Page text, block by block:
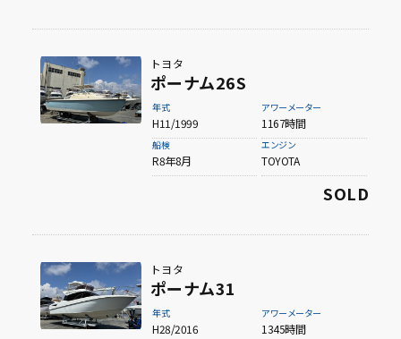
トヨタ
ポーナム26S
年式
H11/1999
アワーメーター
1167時間
船検
R8年8月
エンジン
TOYOTA
SOLD
トヨタ
ポーナム31
年式
H28/2016
アワーメーター
1345時間